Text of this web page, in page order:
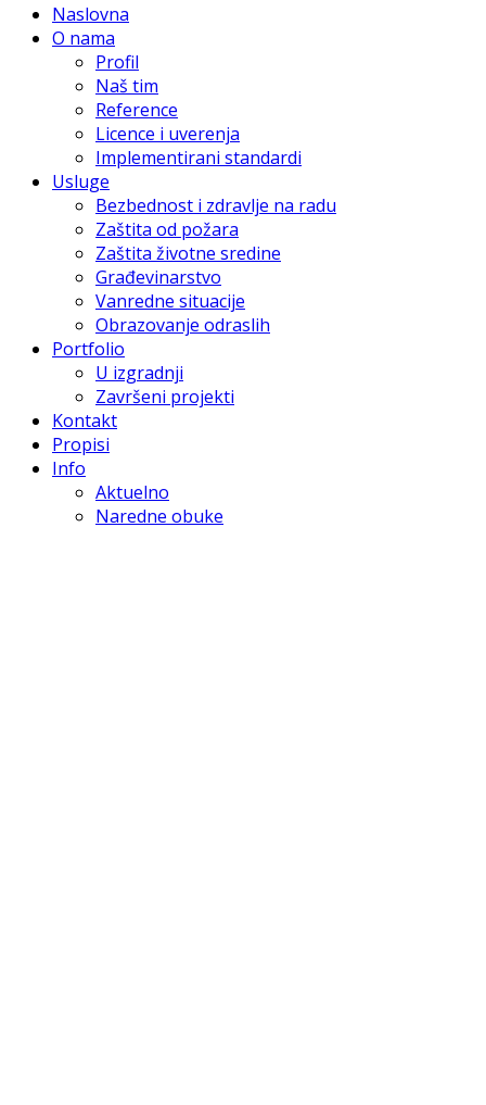
Naslovna
O nama
Profil
Naš tim
Reference
Licence i uverenja
Implementirani standardi
Usluge
Bezbednost i zdravlje na radu
Zaštita od požara
Zaštita životne sredine
Građevinarstvo
Vanredne situacije
Obrazovanje odraslih
Portfolio
U izgradnji
Završeni projekti
Kontakt
Propisi
Info
Aktuelno
Naredne obuke